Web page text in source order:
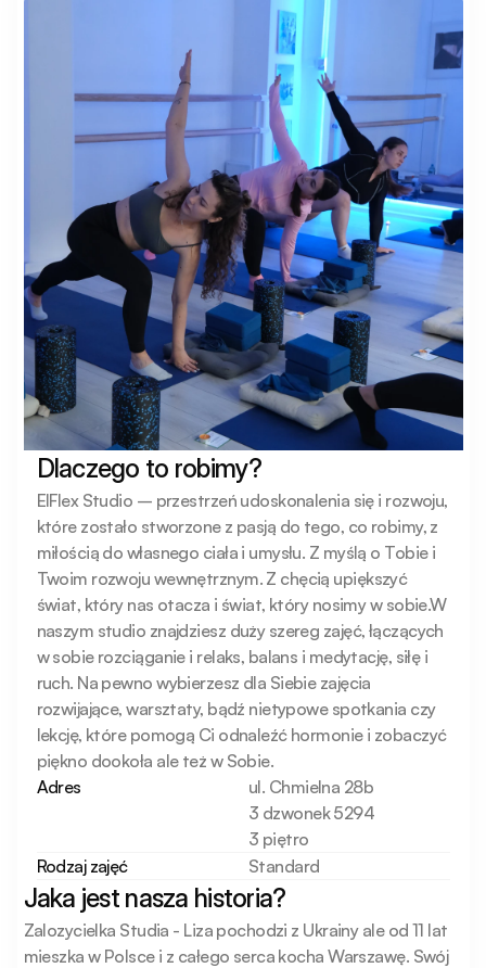
Dlaczego to robimy?
ElFlex Studio – przestrzeń udoskonalenia się i rozwoju,
które zostało stworzone z pasją do tego, co robimy, z
miłością do własnego ciała i umysłu. Z myślą o Tobie i
Twoim rozwoju wewnętrznym. Z chęcią upiększyć
świat, który nas otacza i świat, który nosimy w sobie.W
naszym studio znajdziesz duży szereg zajęć, łączących
w sobie rozciąganie i relaks, balans i medytację, siłę i
ruch. Na pewno wybierzesz dla Siebie zajęcia
rozwijające, warsztaty, bądź nietypowe spotkania czy
lekcję, które pomogą Ci odnaleźć hormonie i zobaczyć
piękno dookoła ale też w Sobie.
Adres
ul. Chmielna 28b
3 dzwonek 5294
3 piętro
Rodzaj zajęć
Standard
Jaka jest nasza historia?
Zalozycielka Studia - Liza pochodzi z Ukrainy ale od 11 lat
mieszka w Polsce i z całego serca kocha Warszawę. Swój